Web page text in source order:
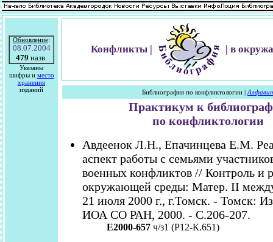
Обновление:
08.07.2004
479 назв.
Указаны
шифры и место
хранения
изданий
Конфликты | | в
Библиография по конфликтологии |
Практикум к
по конфликтологии
Авдеенок Л.Н., Епачинцева Е.М.
аспект работы с семьями
военных конфликтов // Контроль и
окружающей среды: Матер. II
21 июля 2000 г., г.Томск. - Томск:
ИОА СО РАН, 2000. - С.206-207.
Е2000-657 ч/з1 (Р12-К.651)